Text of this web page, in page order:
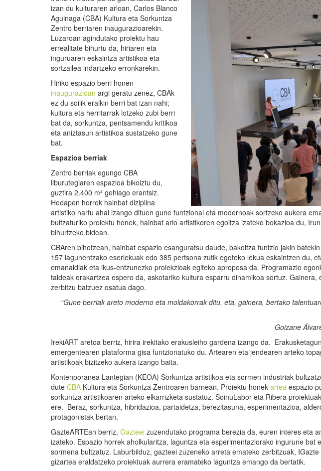
izan du kulturaren arloan, Carlos Blanco
Aguinaga (CBA) Kultura eta Sorkuntza
Zentro berriaren inaugurazioarekin.
Luzaroan agindutako proiektu hau
errealitate bihurtu da, hiriaren eta
inguruaren eskaintza artistikoa eta
sortzailea indartzeko erronkarekin.
Hiriko espazio berri honen
inaugurazioan argi geratu zenez, CBAk
ez du soilik eraikin berri bat izan nahi;
kultura eta herritarrak lotzeko zubi berri
bat da, sorkuntza, pentsamendu kritikoa
eta aniztasun artistikoa sustatzeko gune
bat.
Espazioa berriak
Zentro berriak egungo CBA
liburutegiaren espazioa bikoiztu du,
guztira 2.400 m² gehiago erantsiz.
Hedapen horrek hainbat diziplina
artistiko hartu ahal izango dituen gune funtzional eta modernoak sortzeko aukera
bultzaturiko proiektu honek, hainbat arlo artistikoren egoitza izateko bokazioa du,
bihurtzeko bidean.
CBAren bihotzean, hainbat espazio esanguratsu daude, bakoitza funtzio jakin
157 lagunentzako eserlekuak edo 385 pertsona zutik egoteko lekua eskaintzen du,
emanaldiak eta ikus-entzunezko proiekzioak egiteko aproposa da. Programazio
taldeak erakartzea espero da, askotariko kultura esparru dinamikoa sortuz.
zerbitzu batzuez osatua dago.
“Gune berriak areto moderno eta moldakorrak ditu, eta, gainera, bertako
Goizane
IrekiART aretoa berriz, hirira irekitako erakusleiho gardena izango da.
emergentearen plataforma gisa funtzionatuko du. Artearen eta jendearen arteko
artistikoak bizitzeko aukera izango baita.
Kontenporanea Lantegian (KEOA) Sorkuntza artistikoa eta sormen industriak
dute CBA Kultura eta Sorkuntza Zentroaren barnean. Proiektu honek artea espazio
sorkuntza artistikoaren arteko elkarrizketa sustatuz. SoinuLabor eta Ribera
ere. Beraz, sorkuntza, hibridazioa, partaidetza, berezitasuna, esperimentazioa,
protagonistak bertan.
GazteARTEan berriz, Gazteei zuzendutako programa berezia da, euren interes eta
izateko. Espazio horrek aholkularitza, laguntza eta esperimentaziorako ingurune bat
sormena bultzatuz. Laburbilduz, gazteei zuzeneko arreta emateko zerbitzuak,
gizartea eraldatzeko proiektuak aurrera eramateko laguntza emango da bertatik.